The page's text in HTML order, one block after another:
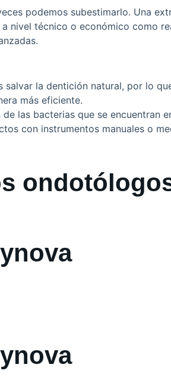
podemos subestimarlo. Una
nivel técnico o económico como
salvar la dentición natural, por lo
más eficiente.
las bacterias que se encuentran
con instrumentos manuales o